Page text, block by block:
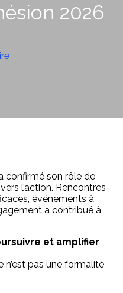
2026
confirmé son rôle de
l’action. Rencontres
événements à
a contribué à
et amplifier
n’est pas une formalité